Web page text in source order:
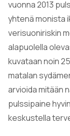
vuonna 2013
yhtenä monista
verisuoniriskin
alapuolella
kuvataan noin
matalan
arvioida mitään
pulssipaine
keskustella